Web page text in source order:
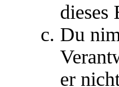
dieses
Du
er